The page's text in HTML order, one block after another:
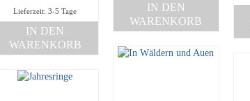
Lieferzeit: 3-5 Tage
IN DEN
WARENKORB
IN DEN
WARENKORB